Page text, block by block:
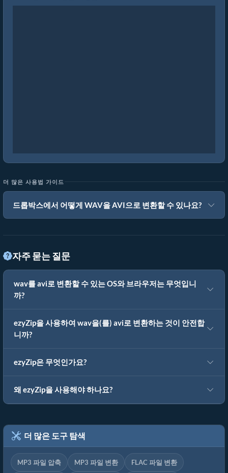
더 많은 사용법 가이드
드롭박스에서 어떻게 WAV을 AVI으로 변환할 수 있나요?
자주 묻는 질문
wav를 avi로 변환할 수 있는 OS와 브라우저는 무엇입니
까?
ezyZip을 사용하여 wav을(를) avi로 변환하는 것이 안전합
니까?
ezyZip은 무엇인가요?
왜 ezyZip을 사용해야 하나요?
더 많은 도구 탐색
MP3 파일 압축 MP3 파일 변환 FLAC 파일 변환